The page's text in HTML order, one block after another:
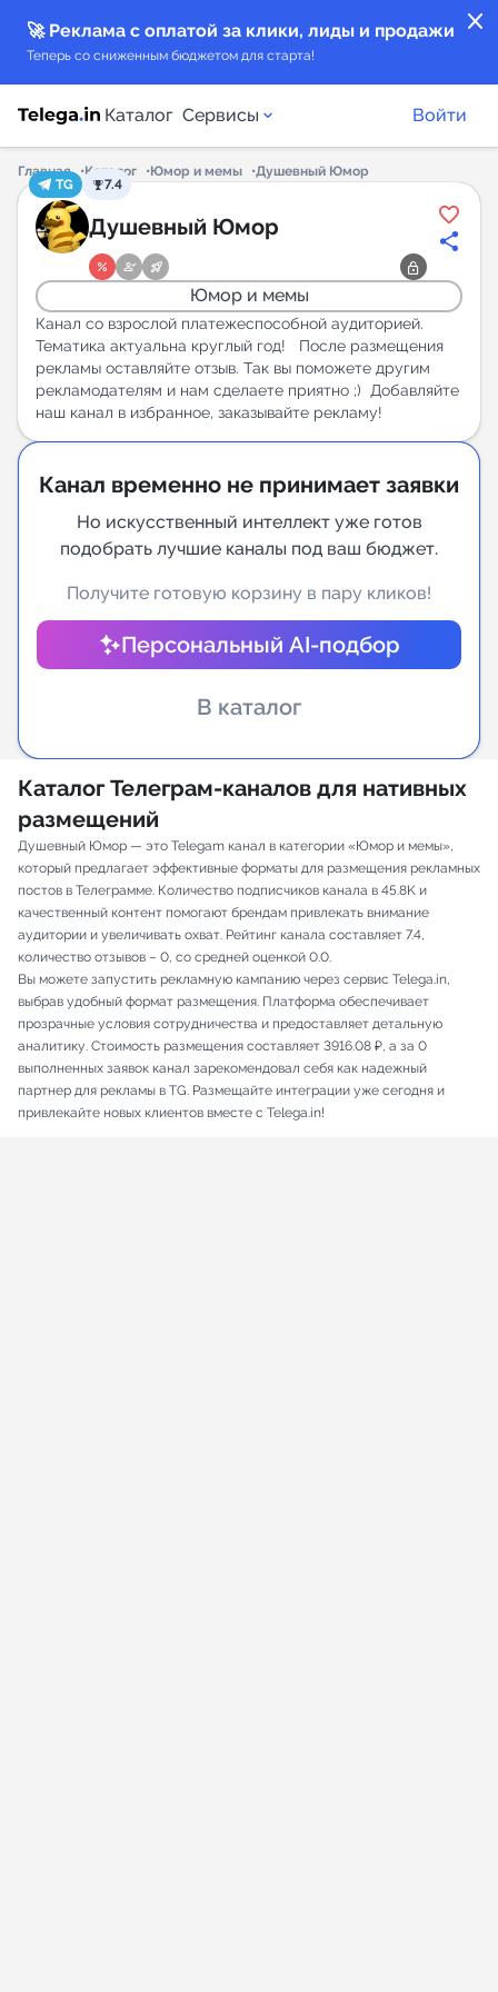
close
🚀 Реклама с оплатой за клики, лиды и продажи
Теперь со сниженным бюджетом для старта!
Каталог Сервисы
Каталог каналов
Каталог ботов
Горящие предложения
Индекс читаемости каналов в Telegram
New
New
Индивидуальное сопровождение
Аналитика Telegram
Войти
Главная Каталог Юмор и мемы
Душевный Юмор
TG
7.4
Душевный Юмор
Юмор и мемы
Канал со взрослой платежеспособной аудиторией.
Тематика актуальна круглый год! После размещения
рекламы оставляйте отзыв. Так вы поможете другим
рекламодателям и нам сделаете приятно ;) Добавляйте
наш канал в избранное, заказывайте рекламу!
Канал временно не принимает заявки
Но искусственный интеллект уже готов
подобрать лучшие каналы под ваш бюджет.
Получите готовую корзину в пару кликов!
Персональный AI-подбор
В каталог
Каталог Телеграм-каналов для нативных
размещений
Душевный Юмор — это Telegam канал в категории «Юмор и мемы»,
который предлагает эффективные форматы для размещения рекламных
постов в Телеграмме. Количество подписчиков канала в 45.8K и
качественный контент помогают брендам привлекать внимание
аудитории и увеличивать охват. Рейтинг канала составляет 7.4,
количество отзывов – 0, со средней оценкой 0.0.
Вы можете запустить рекламную кампанию через сервис Telega.in,
выбрав удобный формат размещения. Платформа обеспечивает
прозрачные условия сотрудничества и предоставляет детальную
аналитику. Стоимость размещения составляет 3916.08 ₽, а за 0
выполненных заявок канал зарекомендовал себя как надежный
партнер для рекламы в TG. Размещайте интеграции уже сегодня и
привлекайте новых клиентов вместе с Telega.in!